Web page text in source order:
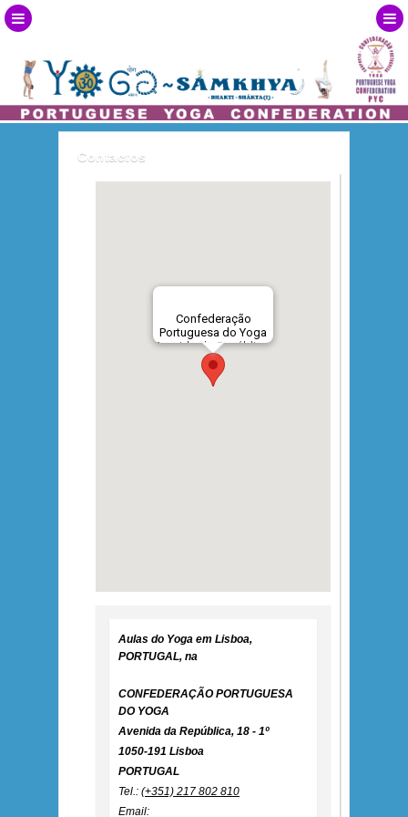
Contactos
Confederação
Portuguesa do Yoga
Avenida da República,
18-1º
1050-191 LISBOA -
Portugal
Aulas do Yoga em Lisboa,
PORTUGAL, na
CONFEDERAÇÃO PORTUGUESA
DO YOGA
Avenida da República, 18 - 1º
1050-191 Lisboa
PORTUGAL
Tel.: (+351) 217 802 810
Email: